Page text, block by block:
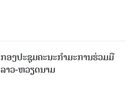
ກອງປະຊຸມຄະນະກຳມະການຮ່ວມມື
ລາວ-ຫວຽດນາມ